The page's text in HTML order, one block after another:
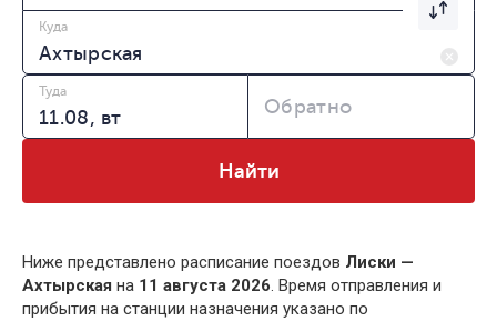
Куда
Туда
Обратно
Найти
Ниже представлено расписание поездов Лиски —
Ахтырская на 11 августа 2026. Время отправления и
прибытия на станции назначения указано по